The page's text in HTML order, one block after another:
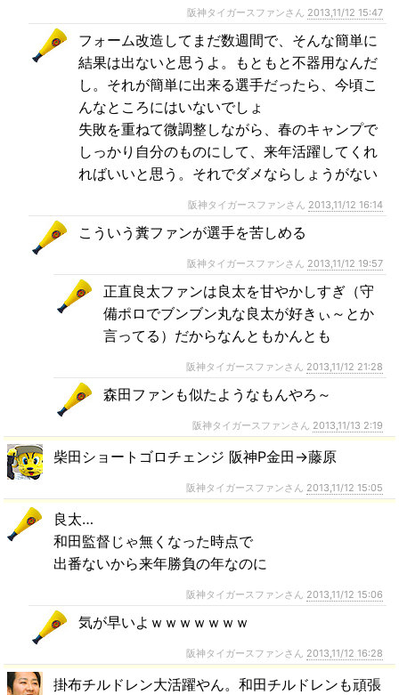
阪神タイガースファンさん 2013,11/12 15:47
フォーム改造してまだ数週間で、そんな簡単に
結果は出ないと思うよ。もともと不器用なんだ
し。それが簡単に出来る選手だったら、今頃こ
んなところにはいないでしょ
失敗を重ねて微調整しながら、春のキャンプで
しっかり自分のものにして、来年活躍してくれ
ればいいと思う。それでダメならしょうがない
阪神タイガースファンさん 2013,11/12 16:14
こういう糞ファンが選手を苦しめる
阪神タイガースファンさん 2013,11/12 19:57
正直良太ファンは良太を甘やかしすぎ（守
備ポロでブンブン丸な良太が好きぃ～とか
言ってる）だからなんともかんとも
阪神タイガースファンさん 2013,11/12 21:28
森田ファンも似たようなもんやろ～
阪神タイガースファンさん 2013,11/13 2:19
柴田ショートゴロチェンジ 阪神P金田→藤原
阪神タイガースファンさん 2013,11/12 15:05
良太…
和田監督じゃ無くなった時点で
出番ないから来年勝負の年なのに
阪神タイガースファンさん 2013,11/12 15:06
気が早いよｗｗｗｗｗｗｗ
阪神タイガースファンさん 2013,11/12 16:28
掛布チルドレン大活躍やん。和田チルドレンも頑張